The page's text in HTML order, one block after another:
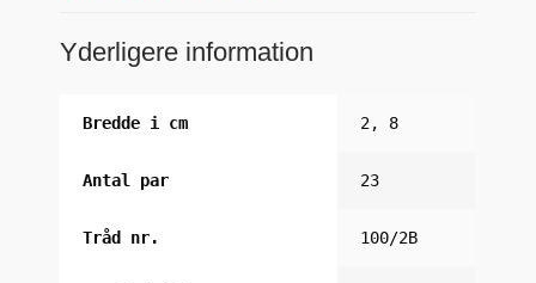
Yderligere information
Bredde i cm 2, 8
Antal par 23
Tråd nr. 100/2B